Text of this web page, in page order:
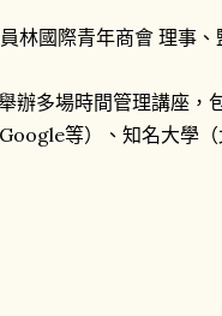
林國際青年商會 理事、
辦多場時間管理講座，
Google等）、知名大學